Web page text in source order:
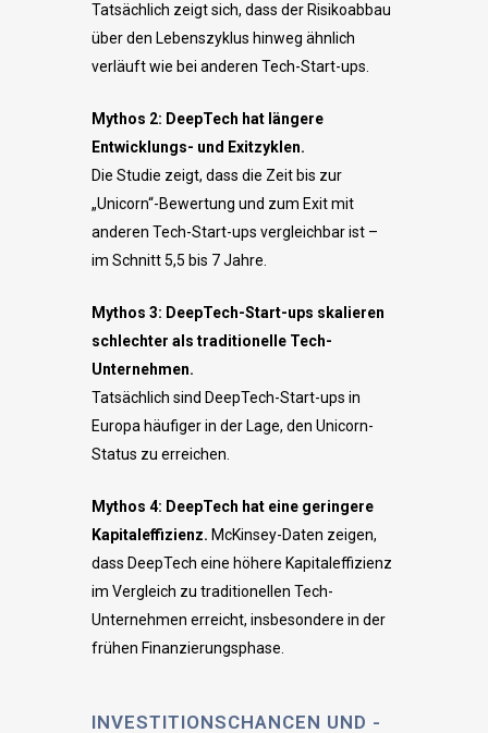
Tatsächlich zeigt sich, dass der Risikoabbau
über den Lebenszyklus hinweg ähnlich
verläuft wie bei anderen Tech-Start-ups.
Mythos 2: DeepTech hat längere
Entwicklungs- und Exitzyklen.
Die Studie zeigt, dass die Zeit bis zur
„Unicorn“-Bewertung und zum Exit mit
anderen Tech-Start-ups vergleichbar ist –
im Schnitt 5,5 bis 7 Jahre.
Mythos 3: DeepTech-Start-ups skalieren
schlechter als traditionelle Tech-
Unternehmen.
Tatsächlich sind DeepTech-Start-ups in
Europa häufiger in der Lage, den Unicorn-
Status zu erreichen.
Mythos 4: DeepTech hat eine geringere
Kapitaleffizienz. McKinsey-Daten zeigen,
dass DeepTech eine höhere Kapitaleffizienz
im Vergleich zu traditionellen Tech-
Unternehmen erreicht, insbesondere in der
frühen Finanzierungsphase.
INVESTITIONSCHANCEN UND -